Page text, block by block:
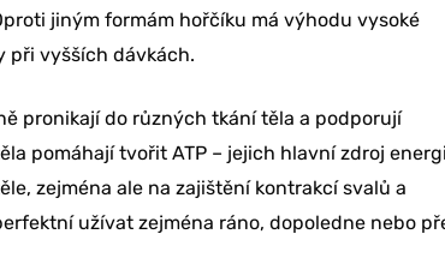
jiným formám hořčíku má výhodu vysoké
při vyšších dávkách.
pronikají do různých tkání těla a podporují
pomáhají tvořit ATP – jejich hlavní zdroj
zejména ale na zajištění kontrakcí svalů a
užívat zejména ráno, dopoledne nebo
%